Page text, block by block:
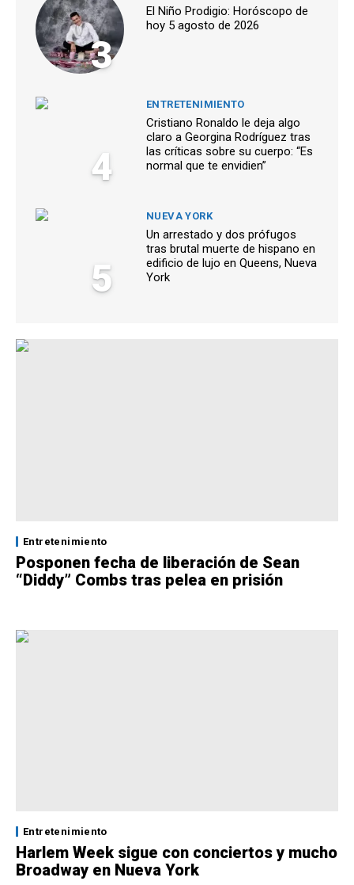
3
El Niño Prodigio: Horóscopo de
hoy 5 agosto de 2026
4
ENTRETENIMIENTO
Cristiano Ronaldo le deja algo
claro a Georgina Rodríguez tras
las críticas sobre su cuerpo: “Es
normal que te envidien”
5
NUEVA YORK
Un arrestado y dos prófugos
tras brutal muerte de hispano en
edificio de lujo en Queens, Nueva
York
Entretenimiento
Posponen fecha de liberación de Sean
“Diddy” Combs tras pelea en prisión
Entretenimiento
Harlem Week sigue con conciertos y mucho
Broadway en Nueva York